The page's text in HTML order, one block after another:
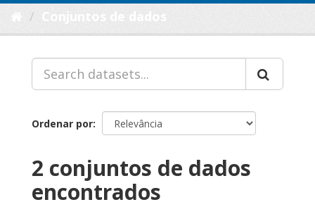
Ordenar por
2 conjuntos de dados
encontrados